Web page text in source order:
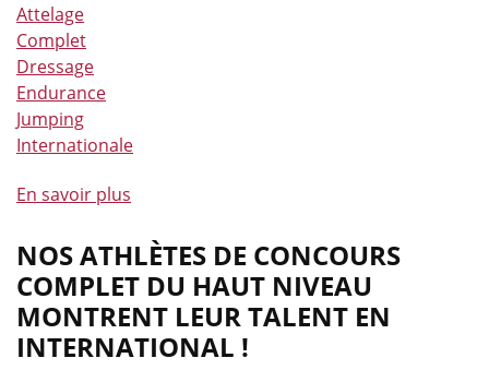
Attelage
Complet
Dressage
Endurance
Jumping
Internationale
En savoir plus
de
Les
athlètes
d’endurance,
d’attelage
NOS ATHLÈTES DE CONCOURS
COMPLET DU HAUT NIVEAU
MONTRENT LEUR TALENT EN
INTERNATIONAL !